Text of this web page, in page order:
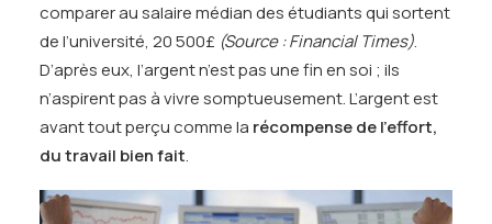
comparer au salaire médian des étudiants qui sortent
de l’université, 20 500£ (Source : Financial Times).
D’après eux, l’argent n’est pas une fin en soi ; ils
n’aspirent pas à vivre somptueusement. L’argent est
avant tout perçu comme la récompense de l’effort,
du travail bien fait.